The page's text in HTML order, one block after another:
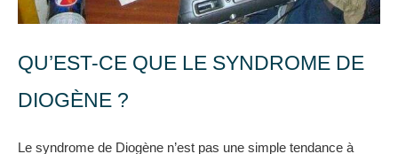
QU’EST-CE QUE LE SYNDROME DE
DIOGÈNE ?
Le syndrome de Diogène n’est pas une simple tendance à